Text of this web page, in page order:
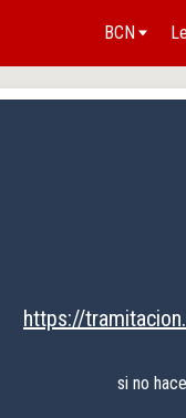
BCN
https://
si no